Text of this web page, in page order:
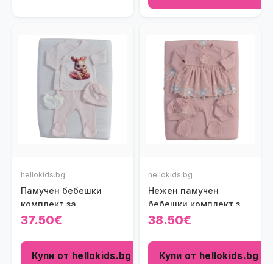
hellokids.bg
Памучен бебешки
комплект за
изписване Зайче
светлорозово на
райенца (7 части)
37.50€
Купи от hellokids.bg
hellokids.bg
Нежен памучен
бебешки комплект за
изписване с рокличка
части)
38.50€
Купи от hellokids.bg